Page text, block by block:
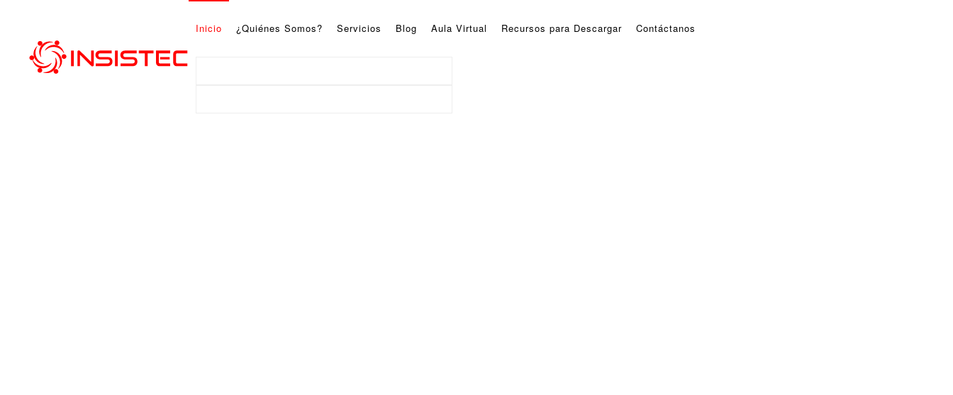
Inicio ¿Quiénes Somos? Servicios Blog Aula Virtual Recursos para Descargar Contáctanos